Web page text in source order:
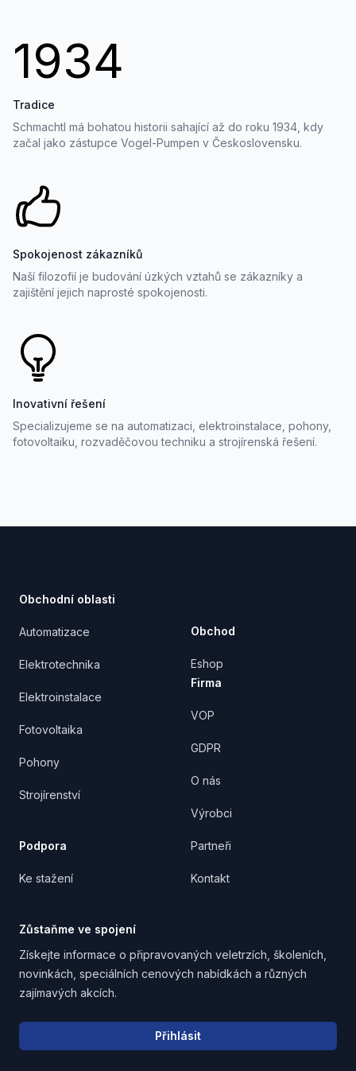
1934
Tradice
Schmachtl má bohatou historii sahající až do roku 1934, kdy
začal jako zástupce Vogel-Pumpen v Československu.
Spokojenost zákazníků
Naší filozofií je budování úzkých vztahů se zákazníky a
zajištění jejich naprosté spokojenosti.
Inovativní řešení
Specializujeme se na automatizaci, elektroinstalace, pohony,
fotovoltaiku, rozvaděčovou techniku a strojírenská řešení.
Obchodní oblasti
Automatizace
Elektrotechnika
Elektroinstalace
Fotovoltaika
Pohony
Strojírenství
Podpora
Ke stažení
Obchod
Eshop
Firma
VOP
GDPR
O nás
Výrobci
Partneři
Kontakt
Zůstaňme ve spojení
Získejte informace o připravovaných veletrzích, školeních,
novinkách, speciálních cenových nabídkách a různých
zajímavých akcích.
Email address Přihlásit